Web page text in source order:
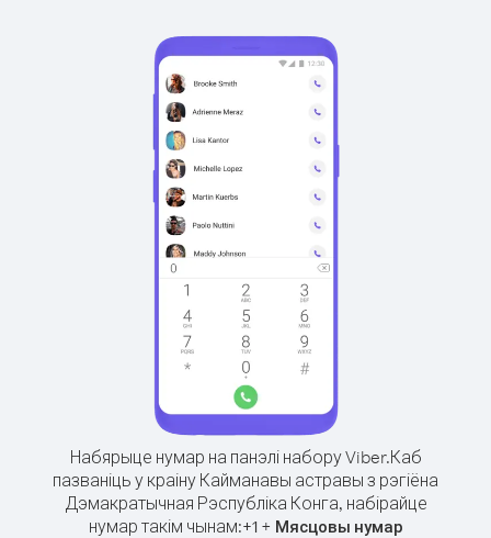
Набярыце нумар на панэлі набору Viber.Каб
пазваніць у краіну Кайманавы астравы з рэгіёна
Дэмакратычная Рэспубліка Конга, набірайце
нумар такім чынам:+1+ Мясцовы нумар